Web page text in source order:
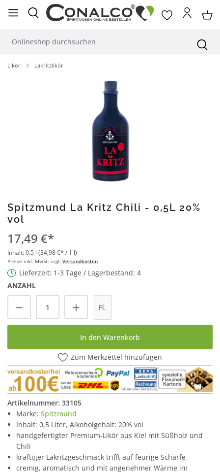
springen
Likör Lakritzlikör
Spitzmund La Kritz Chili - 0,5L 20%
vol
17,49 €*
Inhalt:0.5 l (34,98 €* / 1 l)
Preise inkl. MwSt. zzgl. Versandkosten
Lieferzeit: 1-3 Tage / Lagerbestand: 4
ANZAHL
Produkt Anzahl: Gib den gewünschten
Fl.
In den Warenkorb
Zum Merkzettel hinzufügen
Artikelnummer: 33105
Marke: Spitzmund
Inhalt: 0,5 Liter, Alkoholgehalt: 20% vol
handgefertigter Premium-Likör aus Kiel mit Süßholz und
Chili
kräftiger Lakritzgeschmack trifft auf feurige Schärfe
cremig, aromatisch und mit angenehmer Wärme im